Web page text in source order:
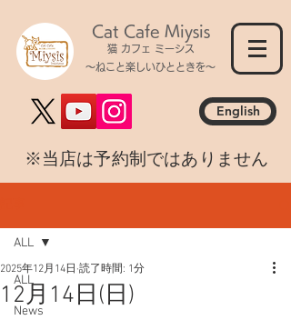
Cat Cafe Miysis
猫 カフェ ミーシス
～ねこと楽しいひとときを～
English
​※当店は予約制ではありません
ALL
News
ALL
12月14日(日)
2025年12月14日 読了時間: 1分